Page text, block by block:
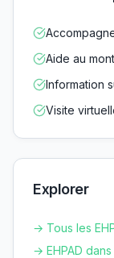
Aide au
Information
Visite
Explorer
→ Tous les
→ EHPAD dans